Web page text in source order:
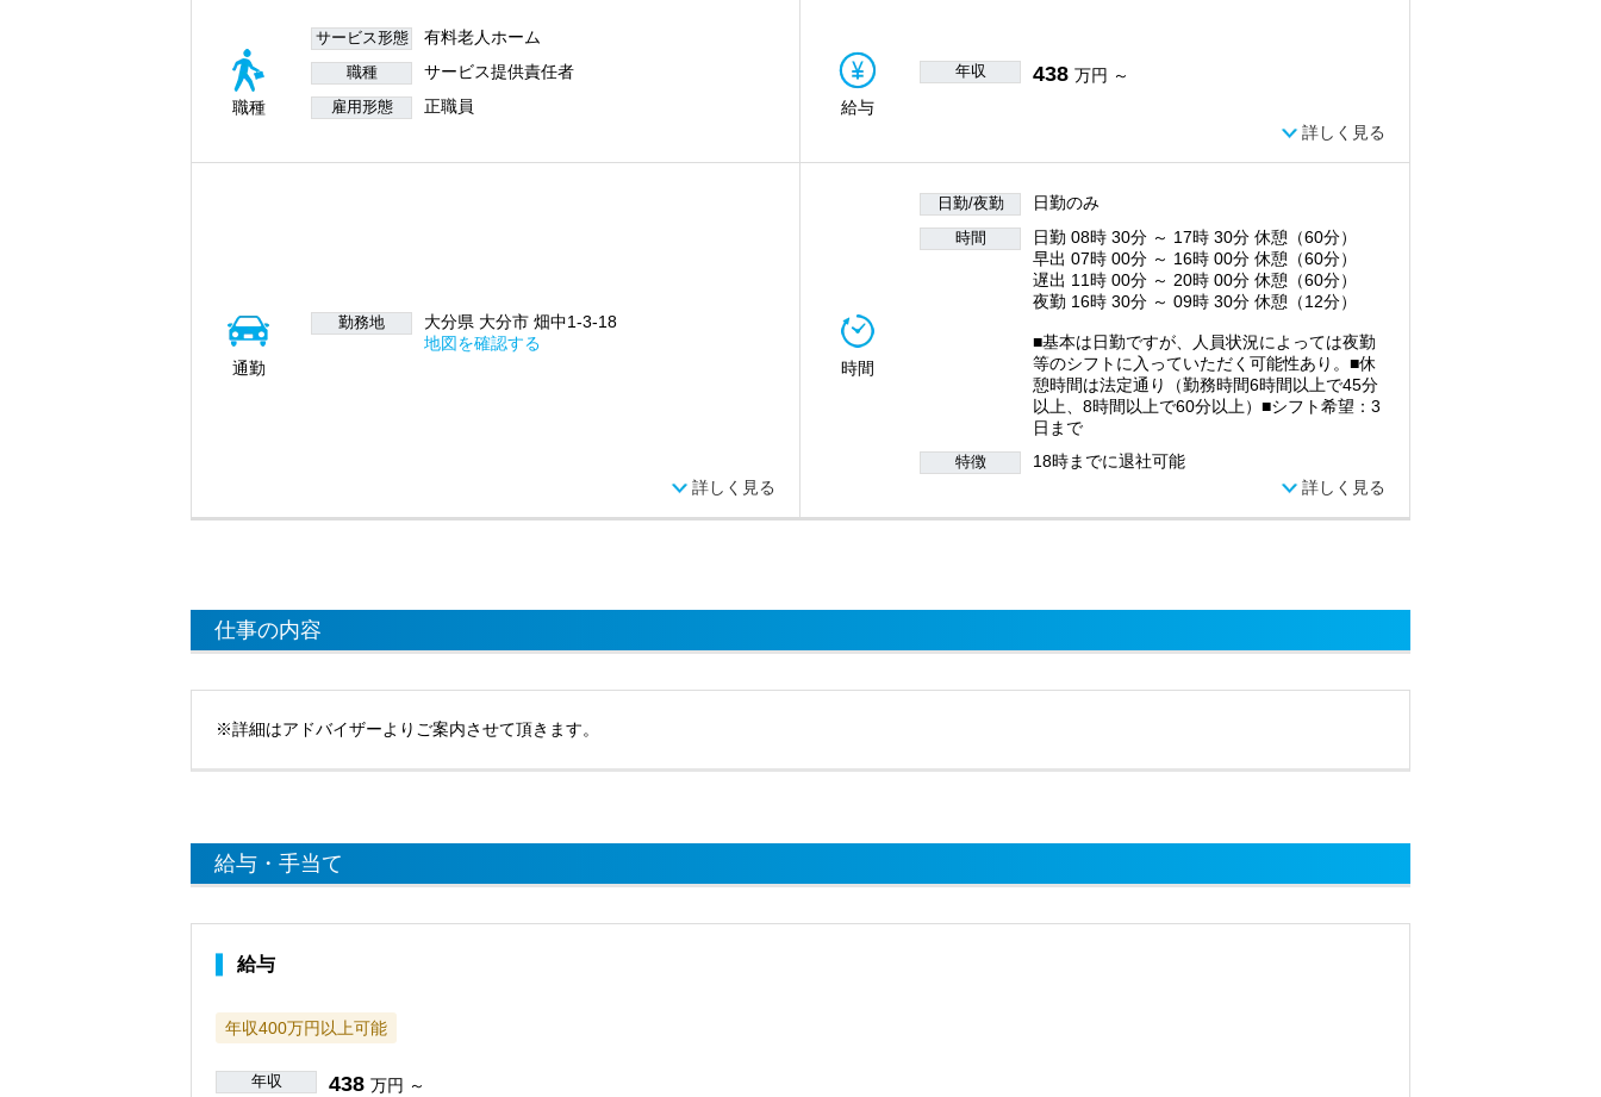
職種
サービス形態 有料老人ホーム
職種 サービス提供責任者
雇用形態 正職員 給与
年収 438 万円 ～
詳しく見る
通勤
勤務地
大分県 大分市 畑中1-3-18
地図を確認する
詳しく見る
時間
日勤/夜勤 日勤のみ
時間
日勤 08時 30分 ～ 17時 30分 休憩（60分）
早出 07時 00分 ～ 16時 00分 休憩（60分）
遅出 11時 00分 ～ 20時 00分 休憩（60分）
夜勤 16時 30分 ～ 09時 30分 休憩（12分）
■基本は日勤ですが、人員状況によっては夜勤
等のシフトに入っていただく可能性あり。■休
憩時間は法定通り（勤務時間6時間以上で45分
以上、8時間以上で60分以上）■シフト希望：3
日まで
特徴 18時までに退社可能
詳しく見る
仕事の内容
※詳細はアドバイザーよりご案内させて頂きます。
給与・手当て
給与
年収400万円以上可能
年収 438 万円 ～